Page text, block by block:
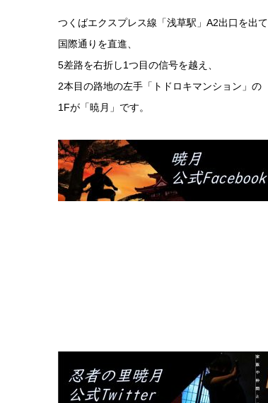
つくばエクスプレス線「浅草駅」A2出口を出て
国際通りを直進、
5差路を右折し1つ目の信号を越え、
2本目の路地の左手「トドロキマンション」の
1Fが「暁月」です。